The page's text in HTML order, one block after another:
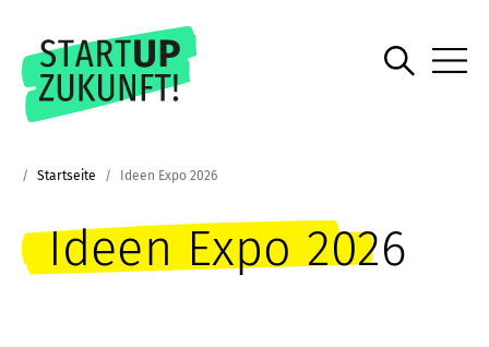
Startseite Ideen Expo 2026
Ideen Expo 2026